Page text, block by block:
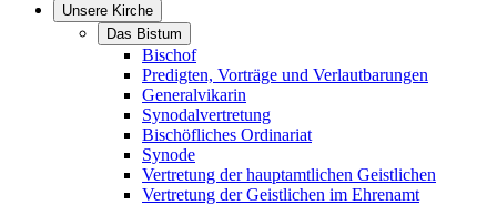
Unsere Kirche
Das Bistum
Bischof
Predigten, Vorträge und Verlautbarungen
Generalvikarin
Synodalvertretung
Bischöfliches Ordinariat
Synode
Vertretung der hauptamtlichen Geistlichen
Vertretung der Geistlichen im Ehrenamt